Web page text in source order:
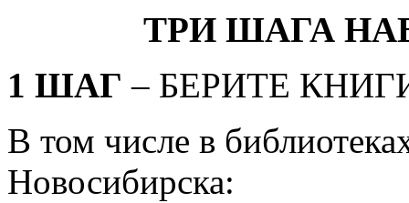
ТРИ ШАГА
1 ШАГ – БЕРИТЕ
В том числе в
Новосибирска: